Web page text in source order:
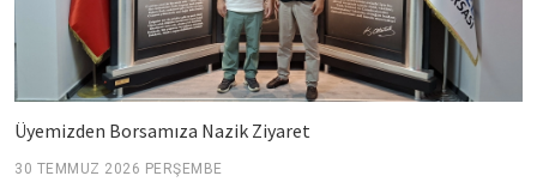
Üyemizden Borsamıza Nazik Ziyaret
30 TEMMUZ 2026 PERŞEMBE